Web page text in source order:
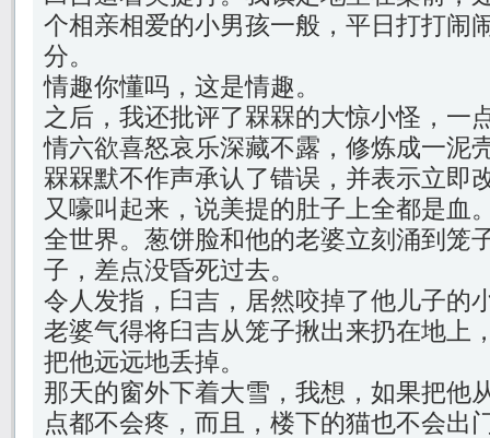
个相亲相爱的小男孩一般，平日打打闹
分。
情趣你懂吗，这是情趣。
之后，我还批评了槑槑的大惊小怪，一
情六欲喜怒哀乐深藏不露，修炼成一泥
槑槑默不作声承认了错误，并表示立即
又嚎叫起来，说美提的肚子上全都是血
全世界。葱饼脸和他的老婆立刻涌到笼
子，差点没昏死过去。
令人发指，臼吉，居然咬掉了他儿子的
老婆气得将臼吉从笼子揪出来扔在地上
把他远远地丢掉。
那天的窗外下着大雪，我想，如果把他
点都不会疼，而且，楼下的猫也不会出